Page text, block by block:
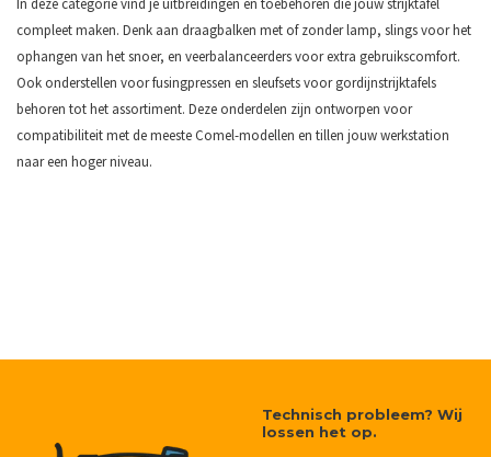
compleet maken. Denk aan draagbalken met of zonder lamp, slings voor het
ophangen van het snoer, en veerbalanceerders voor extra gebruikscomfort.
Ook onderstellen voor fusingpressen en sleufsets voor gordijnstrijktafels
behoren tot het assortiment. Deze onderdelen zijn ontworpen voor
compatibiliteit met de meeste Comel-modellen en tillen jouw werkstation
naar een hoger niveau.
Technisch probleem? Wij
lossen het op.